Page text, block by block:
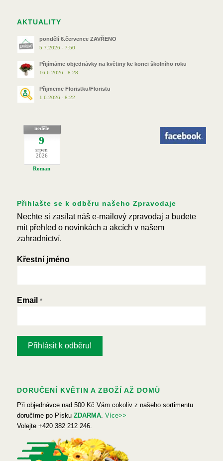
AKTUALITY
pondělí 6.července ZAVŘENO
5.7.2026 - 7:50
Přijímáme objednávky na květiny ke konci školního roku
16.6.2026 - 8:28
Přijmeme Floristku/Floristu
1.6.2026 - 8:22
neděle
9
srpen
2026
Roman
Přihlašte se k odběru našeho Zpravodaje
Nechte si zasílat náš e-mailový zpravodaj a budete
mít přehled o novinkách a akcích v našem
zahradnictví.
Křestní jméno
Email *
DORUČENÍ KVĚTIN A ZBOŽÍ AŽ DOMŮ
Při objednávce nad 500 Kč Vám cokoliv z našeho sortimentu
doručíme po Písku ZDARMA. Více>>
Volejte +420 382 212 246.